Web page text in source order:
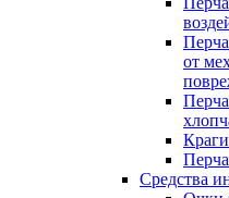
от
Средства